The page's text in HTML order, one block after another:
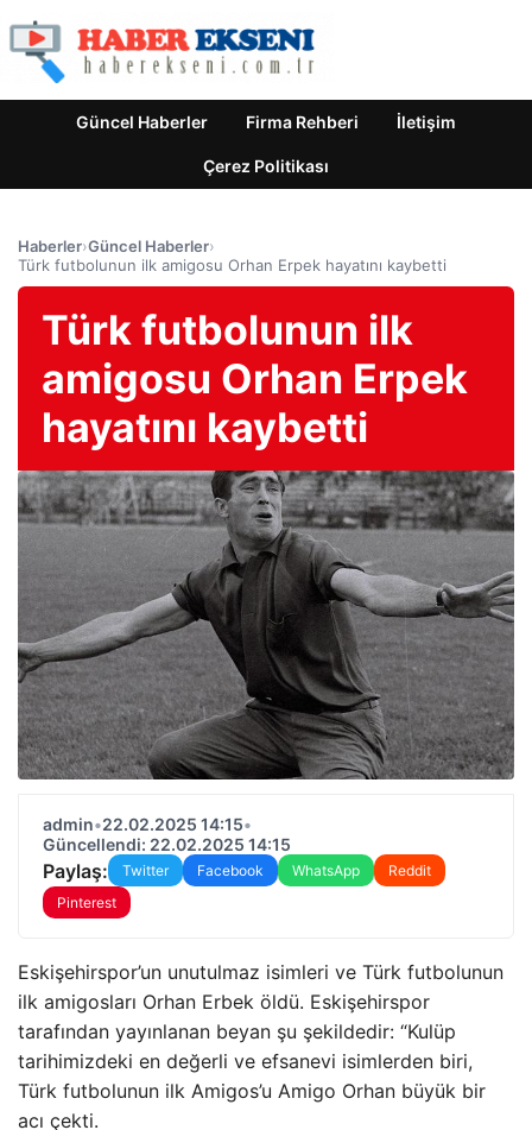
Güncel Haberler Firma Rehberi İletişim
Çerez Politikası
Haberler›Güncel Haberler›
Türk futbolunun ilk amigosu Orhan Erpek hayatını kaybetti
Türk futbolunun ilk
amigosu Orhan Erpek
hayatını kaybetti
admin•22.02.2025 14:15•
Güncellendi: 22.02.2025 14:15
Paylaş: Twitter Facebook WhatsApp
Reddit
Pinterest
Eskişehirspor’un unutulmaz isimleri ve Türk futbolunun
ilk amigosları Orhan Erbek öldü. Eskişehirspor
tarafından yayınlanan beyan şu şekildedir: “Kulüp
tarihimizdeki en değerli ve efsanevi isimlerden biri,
Türk futbolunun ilk Amigos’u Amigo Orhan büyük bir
acı çekti.